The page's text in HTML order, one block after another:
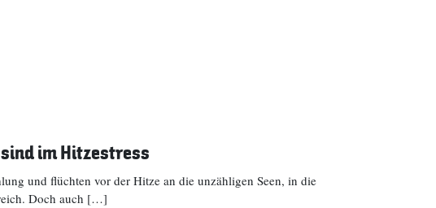
im Hitzestress
und flüchten vor der Hitze an die unzähligen Seen, in die
Doch auch […]